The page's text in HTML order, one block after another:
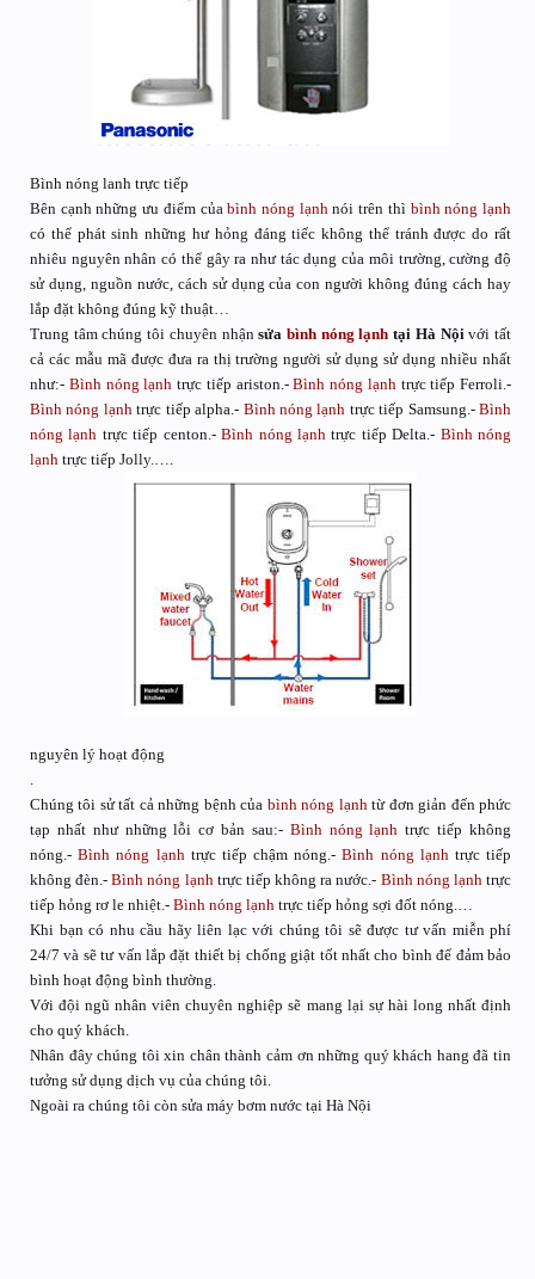
Bình nóng lanh trực tiếp
Bên cạnh những ưu điểm củabình nóng lạnhnói trên thì bình nóng lạnh
có thể phát sinh những hư hỏng đáng tiếc không thể tránh được do rất
nhiêu nguyên nhân có thể gây ra như tác dụng của môi trường, cường độ
sử dụng, nguồn nước, cách sử dụng của con người không đúng cách hay
lắp đặt không đúng kỹ thuật…
Trung tâm chúng tôi chuyên nhậnsửabình nóng lạnh tại Hà Nộivới tất
cả các mẫu mã được đưa ra thị trường người sử dụng sử dụng nhiều nhất
như:- Bình nóng lạnh trực tiếp ariston.-Bình nóng lạnhtrực tiếp Ferroli.-
Bình nóng lạnhtrực tiếp alpha.- Bình nóng lạnh trực tiếp Samsung.-Bình
nóng lạnh trực tiếp centon.-Bình nóng lạnhtrực tiếp Delta.- Bình nóng
lạnh trực tiếp Jolly.….
nguyên lý hoạt động
.
Chúng tôi sử tất cả những bệnh của bình nóng lạnhtừ đơn giản đến phức
tạp nhất như những lỗi cơ bản sau:- Bình nóng lạnh trực tiếp không
nóng.-Bình nóng lạnhtrực tiếp chậm nóng.-Bình nóng lạnhtrực tiếp
không đèn.-Bình nóng lạnhtrực tiếp không ra nước.- Bình nóng lạnhtrực
tiếp hỏng rơ le nhiệt.- Bình nóng lạnh trực tiếp hỏng sợi đốt nóng.…
Khi bạn có nhu cầu hãy liên lạc với chúng tôi sẽ được tư vấn miễn phí
24/7 và sẽ tư vấn lắp đặt thiết bị chống giật tốt nhất cho bình để đảm bảo
bình hoạt động bình thường.
Với đội ngũ nhân viên chuyên nghiệp sẽ mang lại sự hài long nhất định
cho quý khách.
Nhân đây chúng tôi xin chân thành cảm ơn những quý khách hang đã tin
tưởng sử dụng dịch vụ của chúng tôi.
Ngoài ra chúng tôi còn sửa máy bơm nước tại Hà Nội